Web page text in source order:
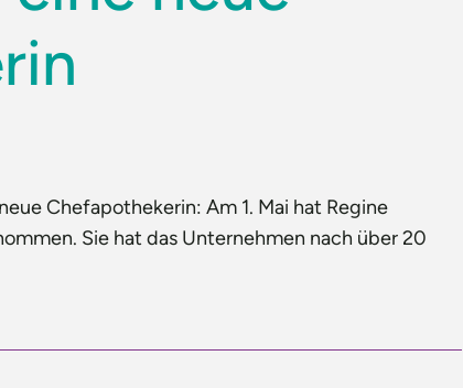
Chefapothekerin: Am 1. Mai hat Regine
Sie hat das Unternehmen nach über 20